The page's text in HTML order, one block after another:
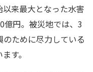
来最大となった水害
億円。被災地では、3
ために尽力している
す。